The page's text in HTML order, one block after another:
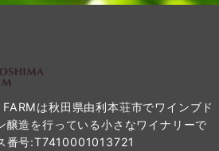
は秋田県由利本荘市でワインブド
醸造を行っている小さなワイナリーで
番号:T7410001013721